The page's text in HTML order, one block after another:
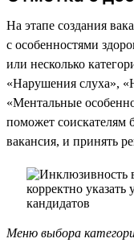
На этапе создания
с особенностями
или несколько
«Нарушения слуха»,
«Ментальные
поможет соискателям
вакансия, и принять
Меню выбора